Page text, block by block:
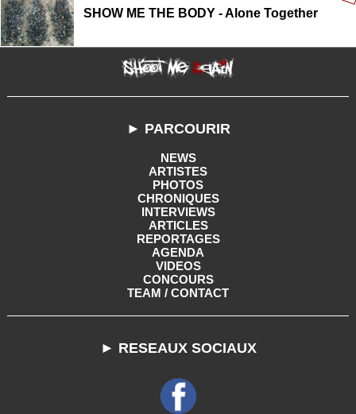
SHOW ME THE BODY - Alone Together
► PARCOURIR
NEWS
ARTISTES
PHOTOS
CHRONIQUES
INTERVIEWS
ARTICLES
REPORTAGES
AGENDA
VIDEOS
CONCOURS
TEAM / CONTACT
► RESEAUX SOCIAUX